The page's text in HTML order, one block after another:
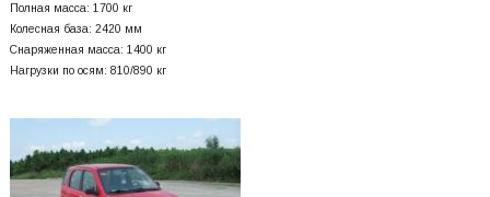
Полная масса: 1700 кг
Колесная база: 2420 мм
Снаряженная масса: 1400 кг
Нагрузки по осям: 810/890 кг